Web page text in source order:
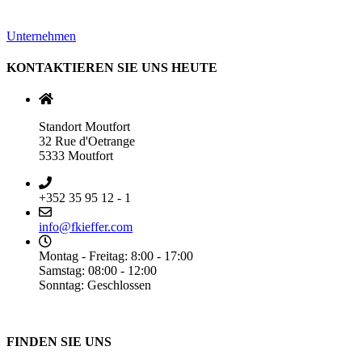
Unternehmen
KONTAKTIEREN SIE UNS HEUTE
Standort Moutfort
32 Rue d'Oetrange
5333 Moutfort
+352 35 95 12 - 1
info@fkieffer.com
Montag - Freitag: 8:00 - 17:00
Samstag: 08:00 - 12:00
Sonntag: Geschlossen
FINDEN SIE UNS